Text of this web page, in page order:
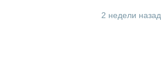
2 недели назад